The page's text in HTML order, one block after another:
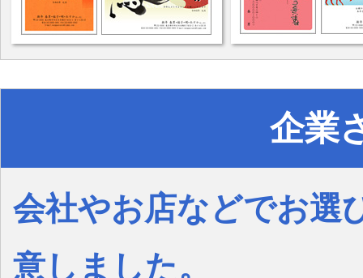
企業
会社やお店などでお選
意しました。